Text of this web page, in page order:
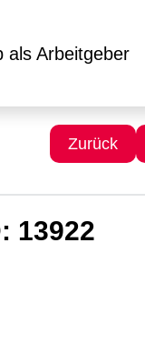
als Arbeitgeber
Zurück
13922